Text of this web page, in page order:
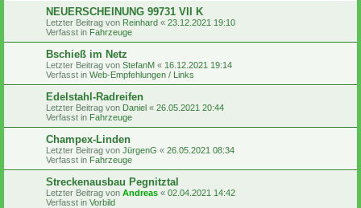
NEUERSCHEINUNG 99731 VII K
Letzter Beitrag von Reinhard « 23.12.2021 19:10
Verfasst in Fahrzeuge
Bschieß im Netz
Letzter Beitrag von StefanM « 16.12.2021 19:14
Verfasst in Web-Empfehlungen / Links
Edelstahl-Radreifen
Letzter Beitrag von Daniel « 26.05.2021 20:44
Verfasst in Fahrzeuge
Champex-Linden
Letzter Beitrag von JürgenG « 26.05.2021 08:34
Verfasst in Fahrzeuge
Streckenausbau Pegnitztal
Letzter Beitrag von Andreas « 02.04.2021 14:42
Verfasst in Vorbild